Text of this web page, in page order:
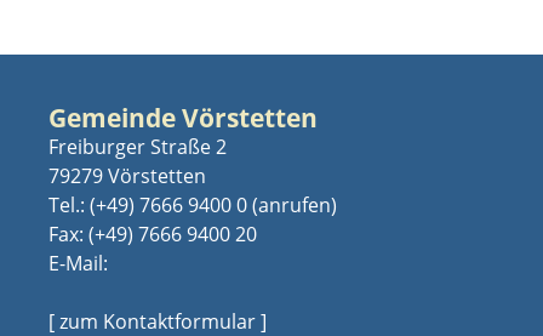
Gemeinde Vörstetten
Freiburger Straße 2
79279 Vörstetten
Tel.: (+49) 7666 9400 0
Fax: (+49) 7666 9400 20
E-Mail:
[ zum Kontaktformular ]